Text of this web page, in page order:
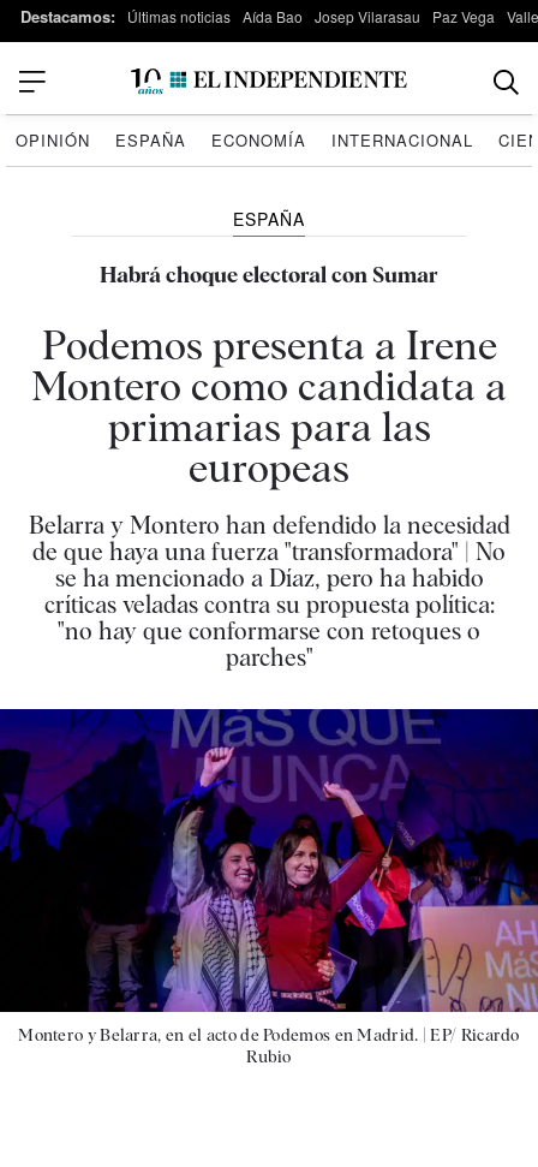
Destacamos: Últimas noticias Aída Bao Josep Vilarasau Paz Vega
OPINIÓN ESPAÑA ECONOMÍA INTERNACIONAL
ESPAÑA
Habrá choque electoral con Sumar
Podemos presenta a Irene
Montero como candidata a
primarias para las
europeas
Belarra y Montero han defendido la necesidad
de que haya una fuerza "transformadora" | No
se ha mencionado a Díaz, pero ha habido
críticas veladas contra su propuesta política:
"no hay que conformarse con retoques o
parches"
Montero y Belarra, en el acto de Podemos en Madrid. |EP/ Ricardo
Rubio